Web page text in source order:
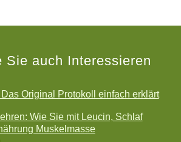
Sie auch Interessieren
Original Protokoll einfach erklärt
Wie Sie mit Leucin, Schlaf
Muskelmasse